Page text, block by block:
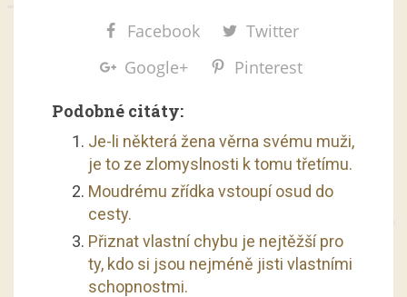
Facebook
Twitter
Google+
Pinterest
Podobné citáty:
Je-li některá žena věrna svému muži,
je to ze zlomyslnosti k tomu třetímu.
Moudrému zřídka vstoupí osud do
cesty.
Přiznat vlastní chybu je nejtěžší pro
ty, kdo si jsou nejméně jisti vlastními
schopnostmi.